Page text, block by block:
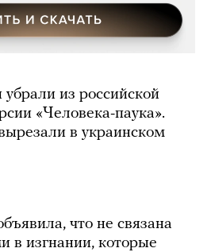
из российской
«Человека-паука».
в украинском
что не связана
в изгнании, которые